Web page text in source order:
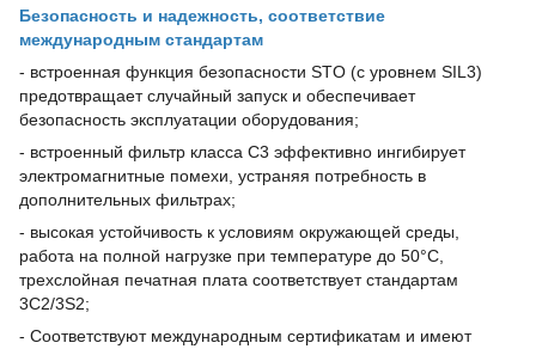
Безопасность и надежность, соответствие
международным стандартам
- встроенная функция безопасности STO (с уровнем SIL3)
предотвращает случайный запуск и обеспечивает
безопасность эксплуатации оборудования;
- встроенный фильтр класса C3 эффективно ингибирует
электромагнитные помехи, устраняя потребность в
дополнительных фильтрах;
- высокая устойчивость к условиям окружающей среды,
работа на полной нагрузке при температуре до 50°C,
трехслойная печатная плата соответствует стандартам
3C2/3S2;
- Соответствуют международным сертификатам и имеют